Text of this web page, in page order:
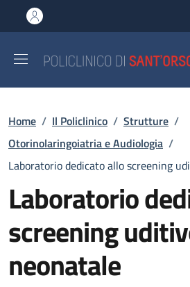
al contenuto principale
to footer content
Briciole di pane
Home / Il Policlinico / Strutture /
Otorinolaringoiatria e Audiologia /
Laboratorio dedicato allo screening
Laboratorio
screening
neonatale